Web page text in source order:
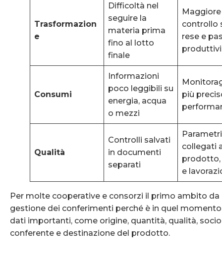
Trasformazion
e
Difficoltà nel
seguire la
materia prima
fino al lotto
finale
Maggiore
controllo
rese e
Consumi
Informazioni
poco leggibili su
energia, acqua
o mezzi
più
Qualità
Controlli salvati
in documenti
separati
Parametri
collegati
e
Per molte cooperative e consorzi il primo ambito da
gestione dei conferimenti perché è in quel
dati importanti, come origine, quantità, qualità,
conferente e destinazione del prodotto.